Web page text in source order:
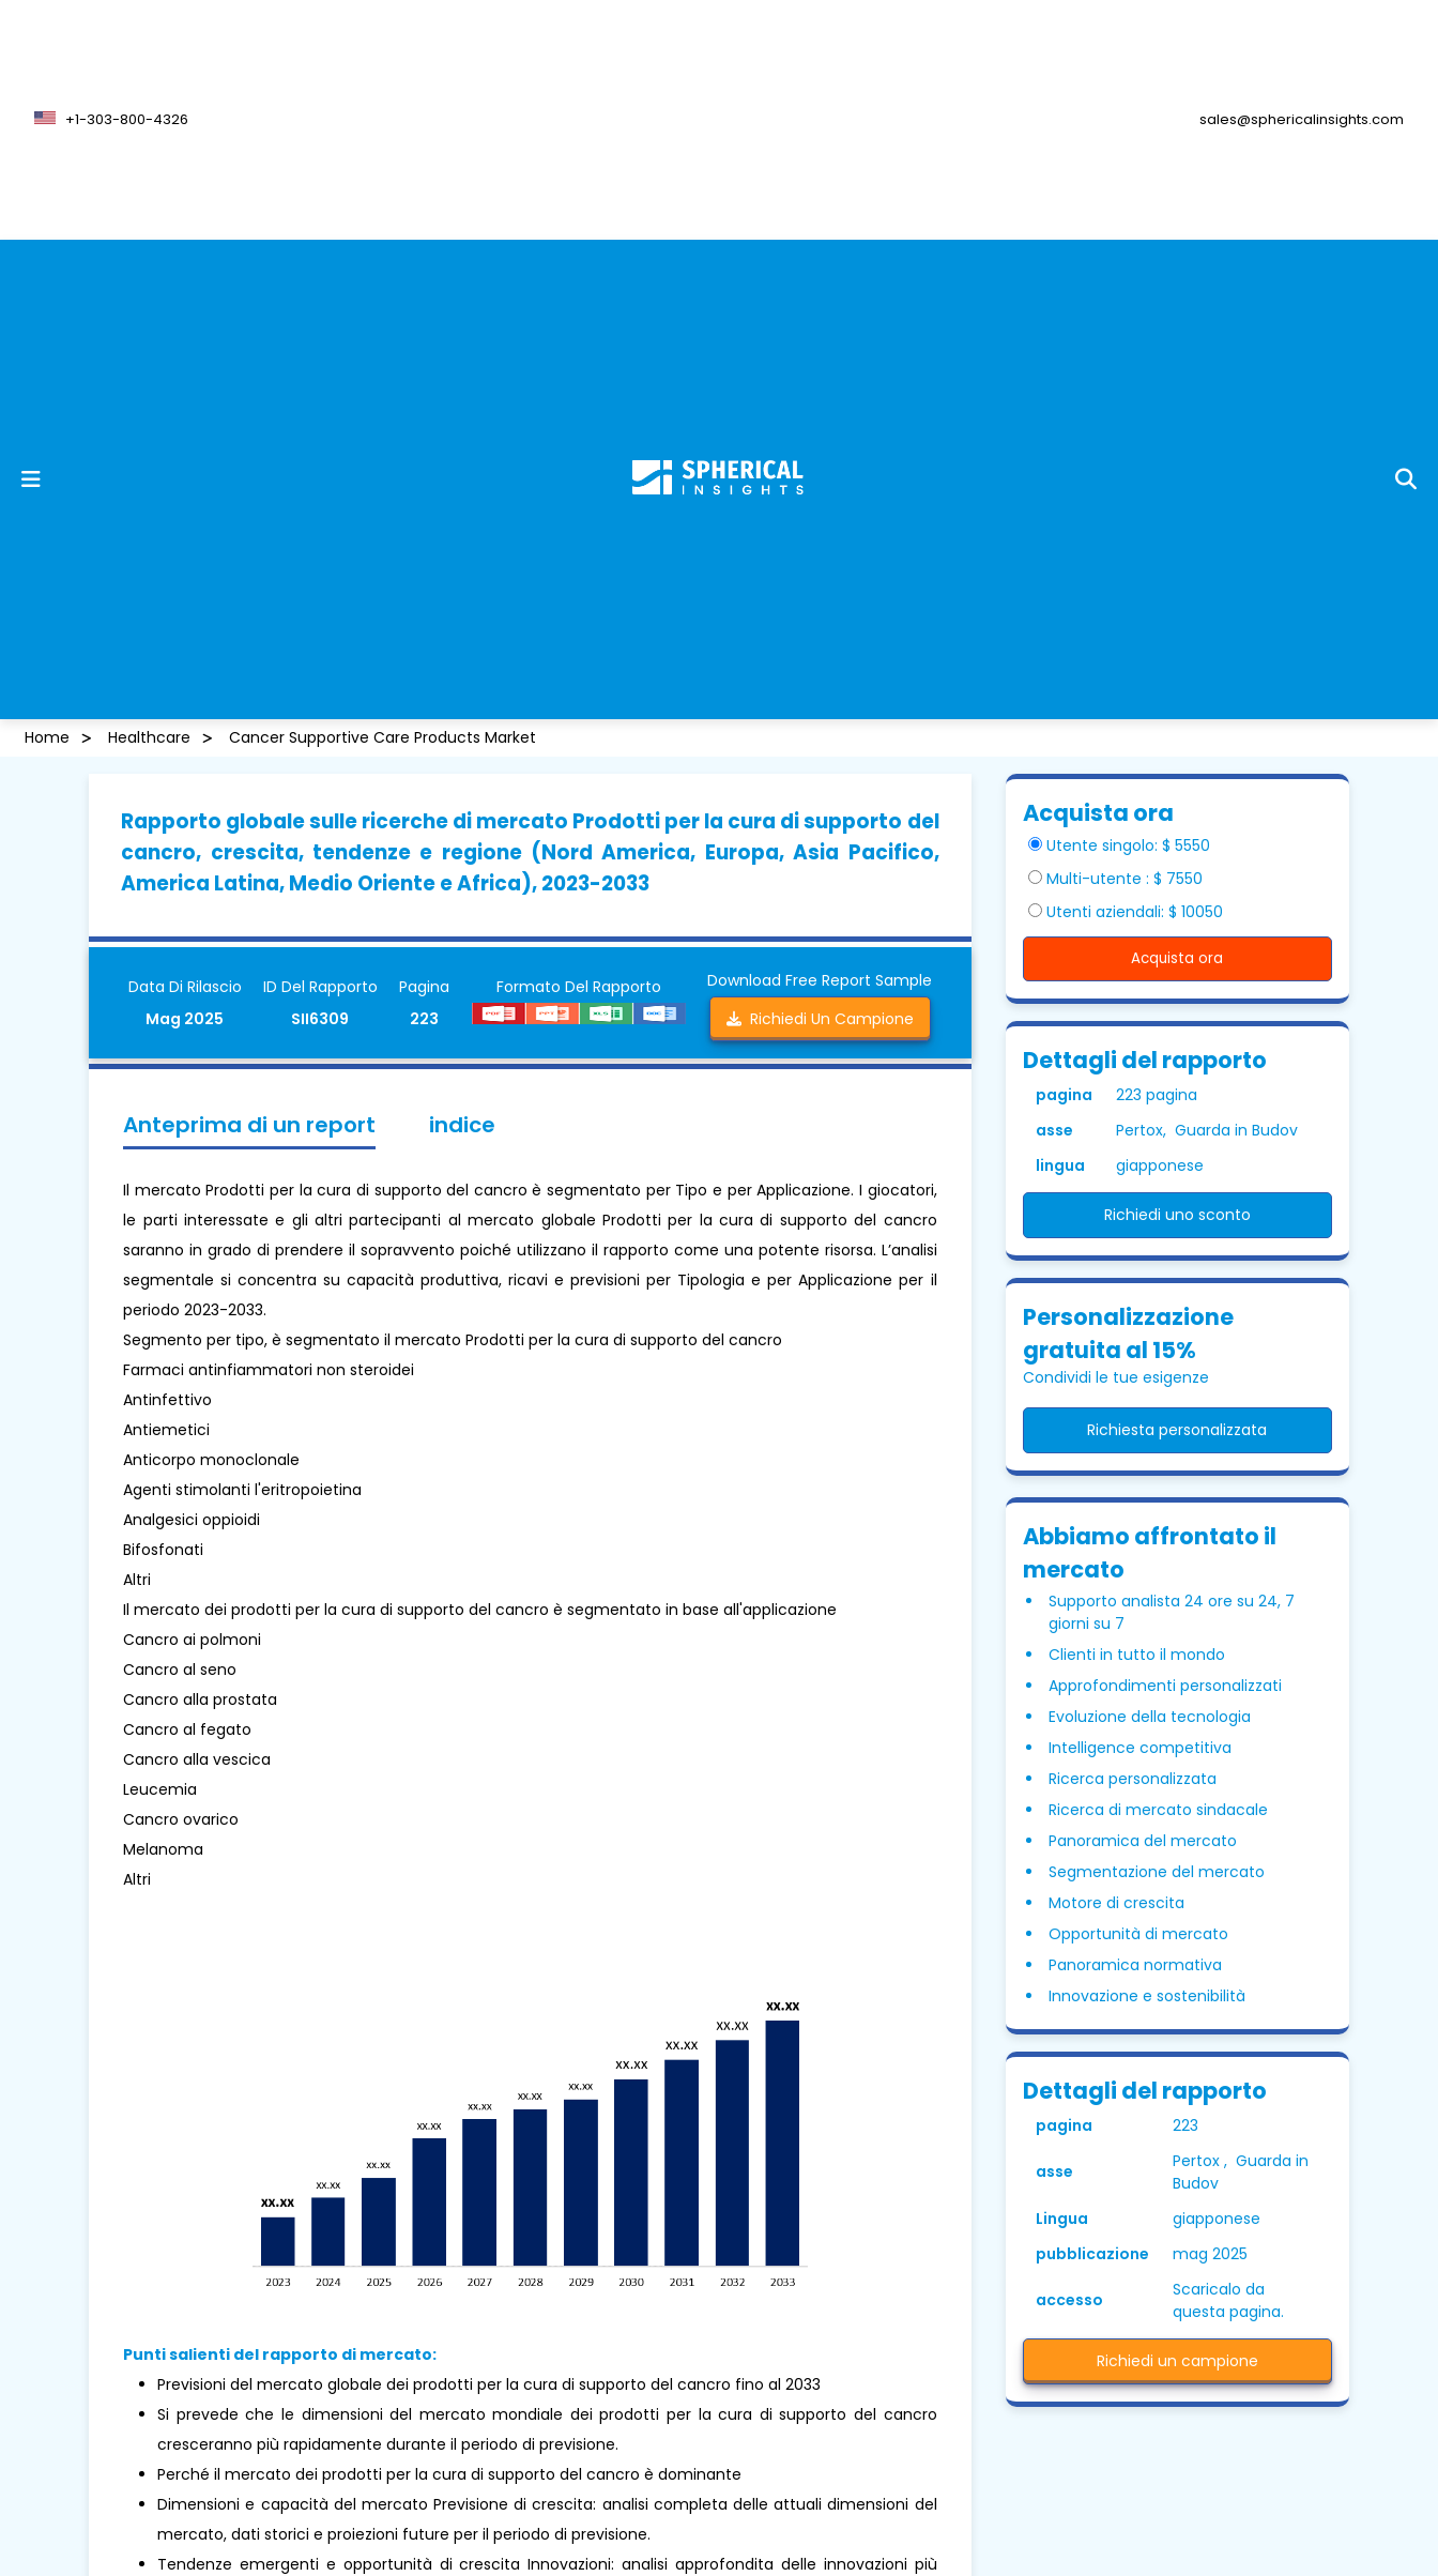
+1-303-800-4326 sales@sphericalinsights.com
Home Healthcare Cancer Supportive Care Products Market
Rapporto globale sulle ricerche di mercato Prodotti per la cura di supporto del
cancro, crescita, tendenze e regione (Nord America, Europa, Asia Pacifico,
America Latina, Medio Oriente e Africa), 2023-2033
Data Di Rilascio
Mag 2025
ID Del Rapporto
SII6309
Pagina
223
Formato Del Rapporto
Download Free Report Sample
Richiedi Un Campione
Anteprima di un report indice
Il mercato Prodotti per la cura di supporto del cancro è segmentato per Tipo e per Applicazione. I giocatori,
le parti interessate e gli altri partecipanti al mercato globale Prodotti per la cura di supporto del cancro
saranno in grado di prendere il sopravvento poiché utilizzano il rapporto come una potente risorsa. L’analisi
segmentale si concentra su capacità produttiva, ricavi e previsioni per Tipologia e per Applicazione per il
periodo 2023-2033.
Segmento per tipo, è segmentato il mercato Prodotti per la cura di supporto del cancro
Farmaci antinfiammatori non steroidei
Antinfettivo
Antiemetici
Anticorpo monoclonale
Agenti stimolanti l'eritropoietina
Analgesici oppioidi
Bifosfonati
Altri
Il mercato dei prodotti per la cura di supporto del cancro è segmentato in base all'applicazione
Cancro ai polmoni
Cancro al seno
Cancro alla prostata
Cancro al fegato
Cancro alla vescica
Leucemia
Cancro ovarico
Melanoma
Altri
Punti salienti del rapporto di mercato:
Previsioni del mercato globale dei prodotti per la cura di supporto del cancro fino al 2033
Si prevede che le dimensioni del mercato mondiale dei prodotti per la cura di supporto del cancro
cresceranno più rapidamente durante il periodo di previsione.
Perché il mercato dei prodotti per la cura di supporto del cancro è dominante
Dimensioni e capacità del mercato Previsione di crescita: analisi completa delle attuali dimensioni del
mercato, dati storici e proiezioni future per il periodo di previsione.
Tendenze emergenti e opportunità di crescita Innovazioni: analisi approfondita delle innovazioni più
Acquista ora
Utente singolo: $ 5550
Multi-utente : $ 7550
Utenti aziendali: $ 10050
Acquista ora
Dettagli del rapporto
pagina
223 pagina
asse
Pertox, Guarda in Budov
lingua
giapponese
Richiedi uno sconto
Personalizzazione
gratuita al 15%
Condividi le tue esigenze
Richiesta personalizzata
Abbiamo affrontato il
mercato
Supporto analista 24 ore su 24, 7
giorni su 7
Clienti in tutto il mondo
Approfondimenti personalizzati
Evoluzione della tecnologia
Intelligence competitiva
Ricerca personalizzata
Ricerca di mercato sindacale
Panoramica del mercato
Segmentazione del mercato
Motore di crescita
Opportunità di mercato
Panoramica normativa
Innovazione e sostenibilità
Dettagli del rapporto
pagina 223
asse
Pertox , Guarda in
Budov
Lingua
giapponese
pubblicazione
mag 2025
accesso
Scaricalo da
questa pagina.
Richiedi un campione